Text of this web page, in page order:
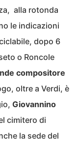
alla rotonda
le indicazioni
dopo 6
o Roncole
compositore
oltre a Verdi, è
Giovannino
cimitero di
la sede del